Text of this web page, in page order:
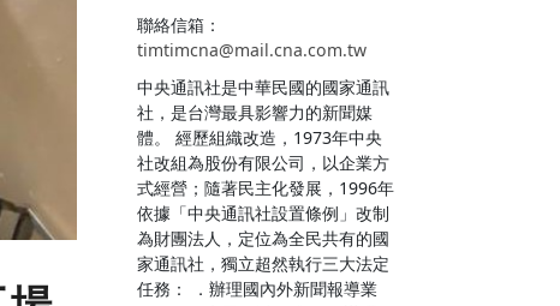
聯絡信箱：
timtimcna@mail.cna.com.tw
中央通訊社是中華民國的國家通訊
社，是台灣最具影響力的新聞媒
體。 經歷組織改造，1973年中央
社改組為股份有限公司，以企業方
式經營；隨著民主化發展，1996年
依據「中央通訊社設置條例」改制
為財團法人，定位為全民共有的國
家通訊社，獨立超然執行三大法定
任務： ．辦理國內外新聞報導業